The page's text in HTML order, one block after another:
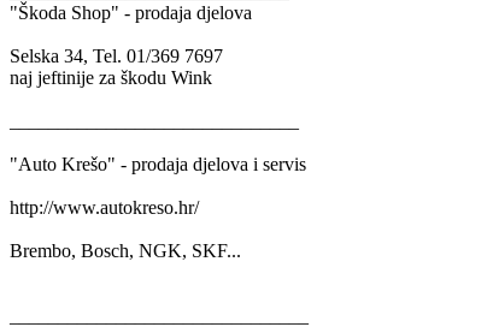
"Škoda Shop" - prodaja djelova
Selska 34, Tel. 01/369 7697
naj jeftinije za škodu Wink
"Auto Krešo" - prodaja djelova i servis
http://www.autokreso.hr/
Brembo, Bosch, NGK, SKF...